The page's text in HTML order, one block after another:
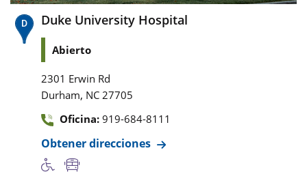
Duke University Hospital
Abierto
2301 Erwin Rd
Durham, NC 27705
Oficina: 919-684-8111
Obtener direcciones